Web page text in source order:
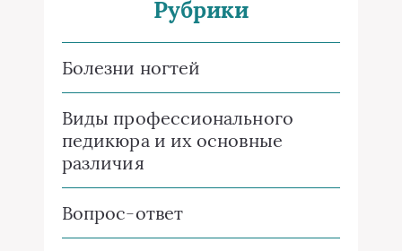
Рубрики
Болезни ногтей
Виды профессионального
педикюра и их основные
различия
Вопрос-ответ